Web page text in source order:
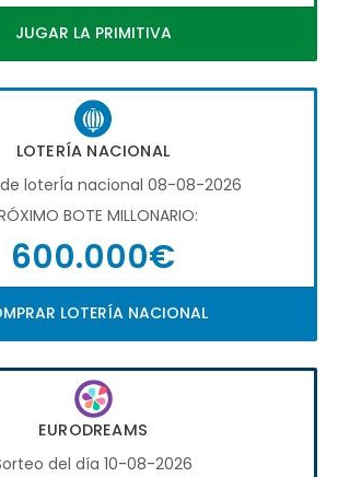
JUGAR LA PRIMITIVA
LOTERÍA NACIONAL
loterÍa nacional 08-08-2026
BOTE MILLONARIO:
600.000€
LOTERÍA NACIONAL
EURODREAMS
del día 10-08-2026